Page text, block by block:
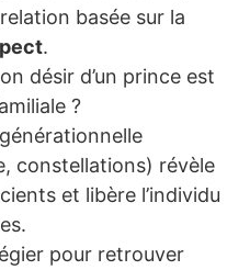
basée sur la
.
désir d’un prince est
?
constellations) révèle
et libère l’individu
pour retrouver